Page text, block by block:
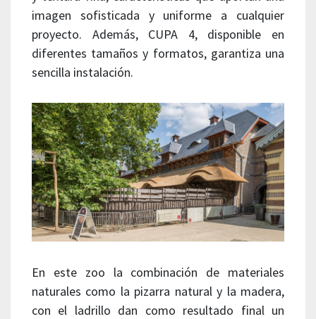
imagen sofisticada y uniforme a cualquier
proyecto. Además, CUPA 4, disponible en
diferentes tamaños y formatos, garantiza una
sencilla instalación.
En este zoo la combinación de materiales
naturales como la pizarra natural y la madera,
con el ladrillo dan como resultado final un